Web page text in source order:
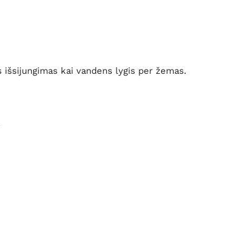
kai vandens lygis per žemas.